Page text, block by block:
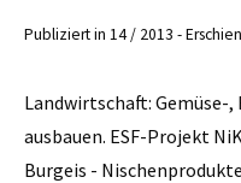
Publiziert in 14 / 2013 -
Landwirtschaft: Gemüse-
ausbauen. ESF-Projekt
Burgeis -